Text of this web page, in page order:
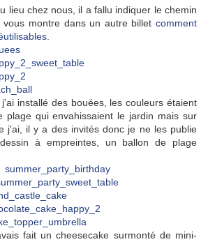
lieu chez nous, il a fallu indiquer le chemin
montre dans un autre billet comment
installé des bouées, les couleurs étaient
plage qui envahissaient le jardin mais sur
j'ai, il y a des invités donc je ne les publie
à empreintes, un ballon de plage
fait un cheesecake surmonté de mini-